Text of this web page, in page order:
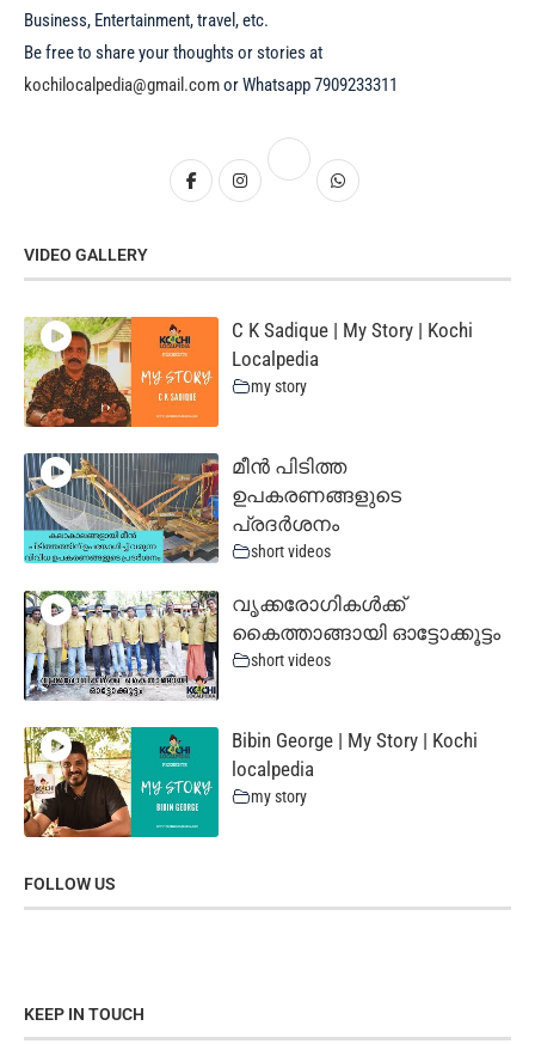
Business, Entertainment, travel, etc.
Be free to share your thoughts or stories at
kochilocalpedia@gmail.comor Whatsapp 7909233311
VIDEO GALLERY
C K Sadique | My Story | Kochi
Localpedia
my story
മീൻ പിടിത്ത
ഉപകരണങ്ങളുടെ
പ്രദർശനം
short videos
വൃക്കരോഗികൾക്ക്
കൈത്താങ്ങായി ഓട്ടോക്കൂട്ടം
short videos
Bibin George | My Story | Kochi
localpedia
my story
FOLLOW US
KEEP IN TOUCH